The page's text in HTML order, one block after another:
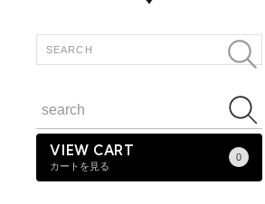
VIEW CART
カートを見る
0